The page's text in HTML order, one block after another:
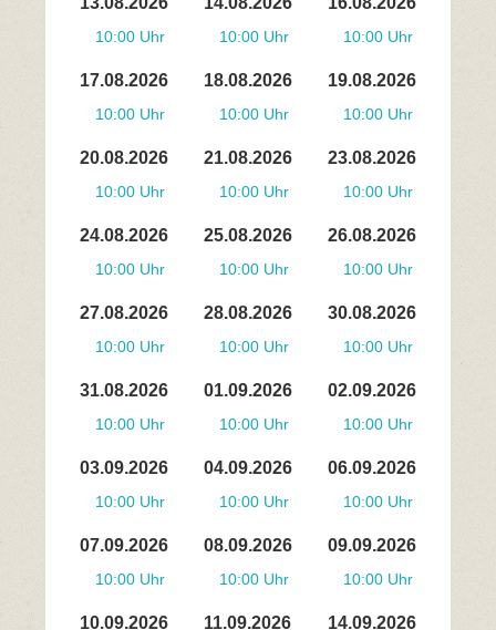
10:00 Uhr 10:00 Uhr 10:00 Uhr
17.08.2026
10:00 Uhr
18.08.2026
10:00 Uhr
19.08.2026
10:00 Uhr
20.08.2026
10:00 Uhr
21.08.2026
10:00 Uhr
23.08.2026
10:00 Uhr
24.08.2026
10:00 Uhr
25.08.2026
10:00 Uhr
26.08.2026
10:00 Uhr
27.08.2026
10:00 Uhr
28.08.2026
10:00 Uhr
30.08.2026
10:00 Uhr
31.08.2026
10:00 Uhr
01.09.2026
10:00 Uhr
02.09.2026
10:00 Uhr
03.09.2026
10:00 Uhr
04.09.2026
10:00 Uhr
06.09.2026
10:00 Uhr
07.09.2026
10:00 Uhr
08.09.2026
10:00 Uhr
09.09.2026
10:00 Uhr
10.09.2026 11.09.2026 14.09.2026